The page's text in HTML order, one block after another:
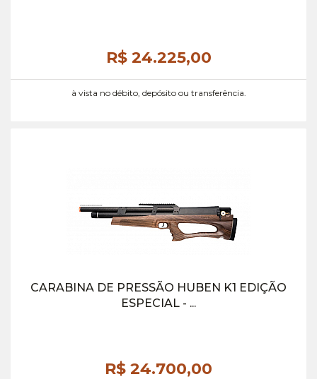
R$ 24.225,00
à vista no débito, depósito ou transferência.
CARABINA DE PRESSÃO HUBEN K1 EDIÇÃO
ESPECIAL - ...
R$ 24.700,00